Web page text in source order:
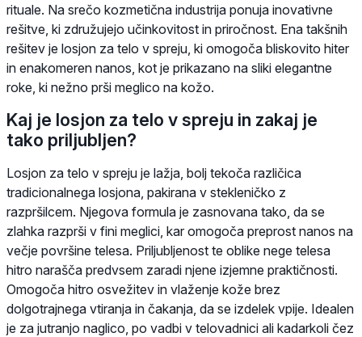
rituale. Na srečo kozmetična industrija ponuja inovativne
rešitve, ki združujejo učinkovitost in priročnost. Ena takšnih
rešitev je losjon za telo v spreju, ki omogoča bliskovito hiter
in enakomeren nanos, kot je prikazano na sliki elegantne
roke, ki nežno prši meglico na kožo.
Kaj je losjon za telo v spreju in zakaj je
tako priljubljen?
Losjon za telo v spreju je lažja, bolj tekoča različica
tradicionalnega losjona, pakirana v stekleničko z
razpršilcem. Njegova formula je zasnovana tako, da se
zlahka razprši v fini meglici, kar omogoča preprost nanos na
večje površine telesa. Priljubljenost te oblike nege telesa
hitro narašča predvsem zaradi njene izjemne praktičnosti.
Omogoča hitro osvežitev in vlaženje kože brez
dolgotrajnega vtiranja in čakanja, da se izdelek vpije. Idealen
je za jutranjo naglico, po vadbi v telovadnici ali kadarkoli čez